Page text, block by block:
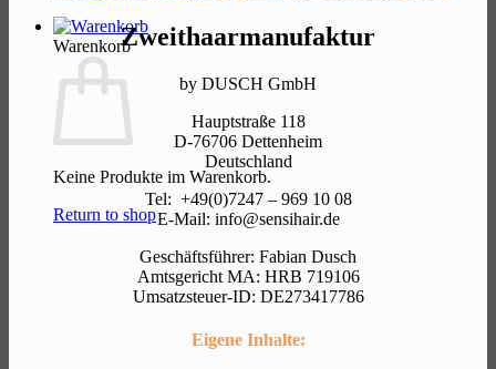
Warenkorb
Keine Produkte im Warenkorb.
Return to shop
Zweithaarmanufaktur
by DUSCH GmbH
Hauptstraße 118
D-76706 Dettenheim
Deutschland
Tel: +49(0)7247 – 969 10 08
E-Mail: info@sensihair.de
Geschäftsführer: Fabian Dusch
Amtsgericht MA: HRB 719106
Umsatzsteuer-ID: DE273417786
Eigene Inhalte: